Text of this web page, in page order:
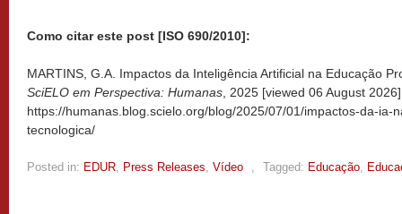
Como citar este post [ISO 690/2010]:
MARTINS, G.A. Impactos da Inteligência Artificial na Educação
SciELO em Perspectiva: Humanas , 2025 [viewed 06 August
https://humanas.blog.scielo.org/blog/2025/07/01/impactos-da-ia-
tecnologica/
Posted in: EDUR Press Releases Vídeo Tagged: Educação